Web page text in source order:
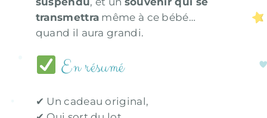
transmettra même à ce bébé…
quand il aura grandi.
En résumé
✔ Un cadeau original,